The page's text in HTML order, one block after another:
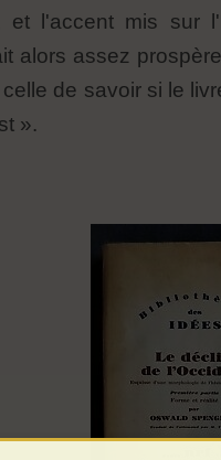
et l'accent mis
alors assez
de savoir si le
».